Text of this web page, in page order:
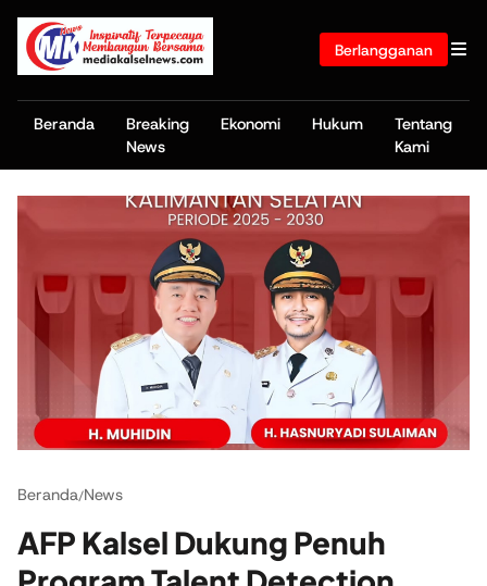
Berlangganan
Beranda
Breaking
News
Ekonomi Hukum
Tentang
Kami
Beranda/News
AFP Kalsel Dukung Penuh